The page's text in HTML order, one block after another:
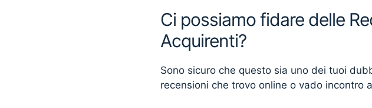
Ci possiamo fidare delle
Acquirenti?
Sono sicuro che questo sia uno dei tuoi
recensioni che trovo online o vado incontro